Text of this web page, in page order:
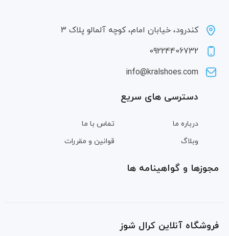
کندرود، خیابان امام، کوچه آلمالو پلاک 3
09224406732
info@kralshoes.com
دسترسی های سریع
درباره ما
تماس با ما
وبلاگ
قوانین و مقررات
مجوزها و گواهینامه ها
فروشگاه آنلاین کرال شوز